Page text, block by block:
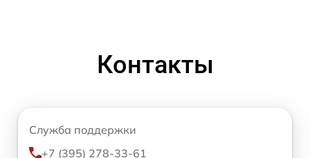
Контакты
Служба поддержки
+7 (395) 278-33-61